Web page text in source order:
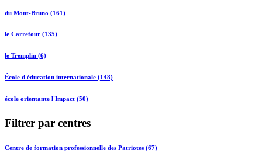
du Mont-Bruno (161)
le Carrefour (135)
le Tremplin (6)
École d'éducation internationale (148)
école orientante l'Impact (50)
Filtrer par centres
Centre de formation professionnelle des Patriotes (67)